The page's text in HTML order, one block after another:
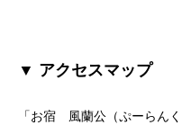
▼ アクセスマップ
「お宿 風蘭公（ぷーらん